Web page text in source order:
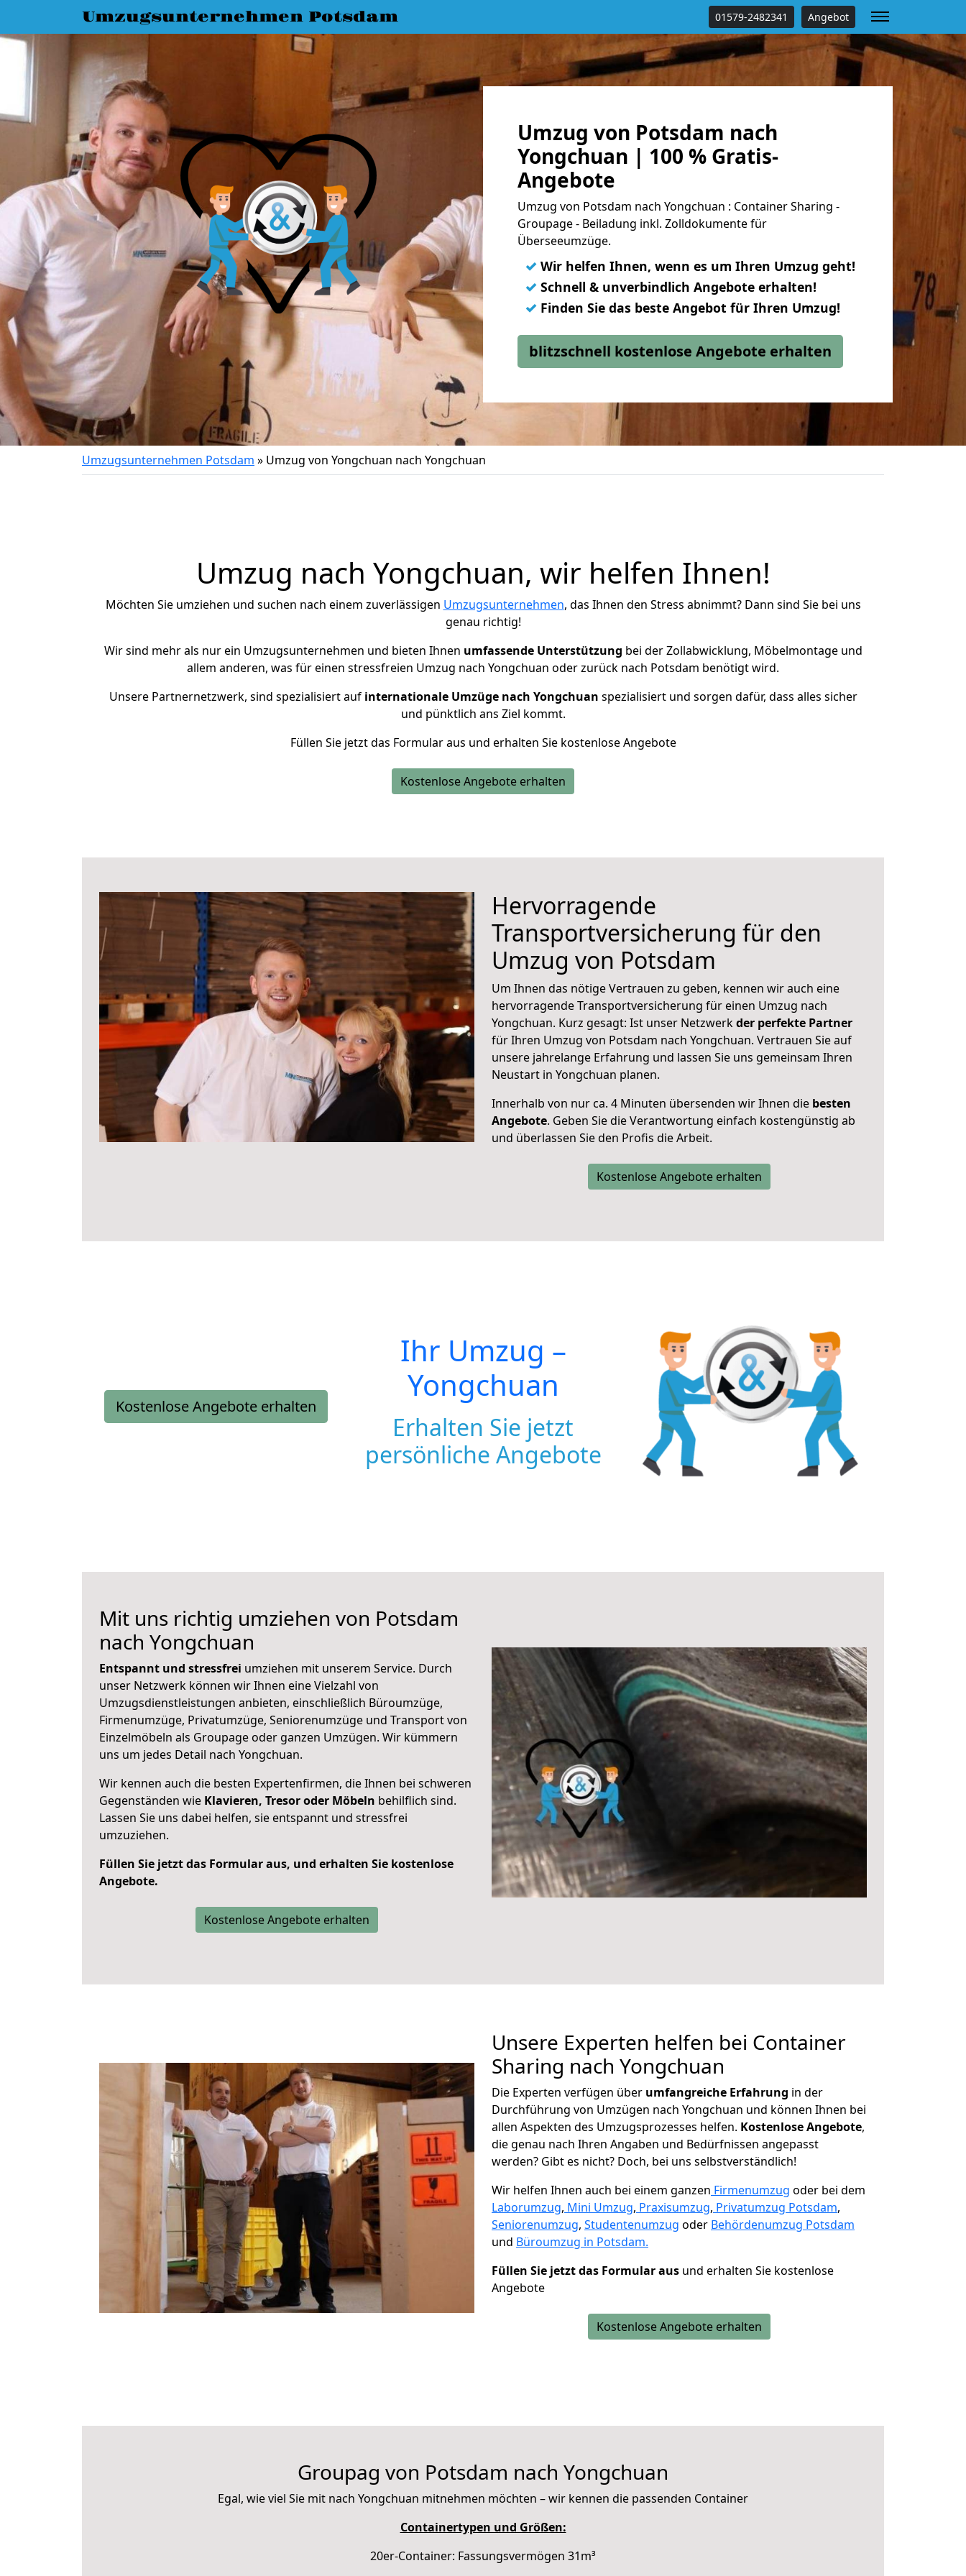
Umzugsunternehmen Potsdam 01579-2482341 Angebot
Umzug von Potsdam nach
Yongchuan | 100 % Gratis-
Angebote
Umzug von Potsdam nach Yongchuan : Container Sharing -
Groupage - Beiladung inkl. Zolldokumente für
Überseeumzüge.
✓ Wir helfen Ihnen, wenn es um Ihren Umzug geht!
✓ Schnell & unverbindlich Angebote erhalten!
✓ Finden Sie das beste Angebot für Ihren Umzug!
blitzschnell kostenlose Angebote erhalten
Umzugsunternehmen Potsdam » Umzug von Yongchuan nach Yongchuan
Umzug nach Yongchuan, wir helfen Ihnen!
Möchten Sie umziehen und suchen nach einem zuverlässigen Umzugsunternehmen, das Ihnen den Stress abnimmt? Dann sind Sie bei uns
genau richtig!
Wir sind mehr als nur ein Umzugsunternehmen und bieten Ihnen umfassende Unterstützung bei der Zollabwicklung, Möbelmontage und
allem anderen, was für einen stressfreien Umzug nach Yongchuan oder zurück nach Potsdam benötigt wird.
Unsere Partnernetzwerk, sind spezialisiert auf internationale Umzüge nach Yongchuan spezialisiert und sorgen dafür, dass alles sicher
und pünktlich ans Ziel kommt.
Füllen Sie jetzt das Formular aus und erhalten Sie kostenlose Angebote
Kostenlose Angebote erhalten
Hervorragende
Transportversicherung für den
Umzug von Potsdam
Um Ihnen das nötige Vertrauen zu geben, kennen wir auch eine
hervorragende Transportversicherung für einen Umzug nach
Yongchuan. Kurz gesagt: Ist unser Netzwerkder perfekte Partner
für Ihren Umzug von Potsdam nach Yongchuan. Vertrauen Sie auf
unsere jahrelange Erfahrung und lassen Sie uns gemeinsam Ihren
Neustart in Yongchuan planen.
Innerhalb von nur ca. 4 Minuten übersenden wir Ihnen die besten
Angebote. Geben Sie die Verantwortung einfach kostengünstig ab
und überlassen Sie den Profis die Arbeit.
Kostenlose Angebote erhalten
Kostenlose Angebote erhalten
Ihr Umzug –
Yongchuan
Erhalten Sie jetzt
persönliche Angebote
Mit uns richtig umziehen von Potsdam
nach Yongchuan
Entspannt und stressfrei umziehen mit unserem Service. Durch
unser Netzwerk können wir Ihnen eine Vielzahl von
Umzugsdienstleistungen anbieten, einschließlich Büroumzüge,
Firmenumzüge, Privatumzüge, Seniorenumzüge und Transport von
Einzelmöbeln als Groupage oder ganzen Umzügen. Wir kümmern
uns um jedes Detail nach Yongchuan.
Wir kennen auch die besten Expertenfirmen, die Ihnen bei schweren
Gegenständen wie Klavieren, Tresor oder Möbeln behilflich sind.
Lassen Sie uns dabei helfen, sie entspannt und stressfrei
umzuziehen.
Füllen Sie jetzt das Formular aus, und erhalten Sie kostenlose
Angebote.
Kostenlose Angebote erhalten
Unsere Experten helfen bei Container
Sharing nach Yongchuan
Die Experten verfügen über umfangreiche Erfahrung in der
Durchführung von Umzügen nach Yongchuan und können Ihnen bei
allen Aspekten des Umzugsprozesses helfen. Kostenlose Angebote,
die genau nach Ihren Angaben und Bedürfnissen angepasst
werden? Gibt es nicht? Doch, bei uns selbstverständlich!
Wir helfen Ihnen auch bei einem ganzen Firmenumzug oder bei dem
Laborumzug, Mini Umzug, Praxisumzug, Privatumzug Potsdam,
Seniorenumzug, Studentenumzug oder Behördenumzug Potsdam
und Büroumzug in Potsdam.
Füllen Sie jetzt das Formular aus und erhalten Sie kostenlose
Angebote
Kostenlose Angebote erhalten
Groupag von Potsdam nach Yongchuan
Egal, wie viel Sie mit nach Yongchuan mitnehmen möchten – wir kennen die passenden Container
Containertypen und Größen:
20er-Container: Fassungsvermögen 31m³